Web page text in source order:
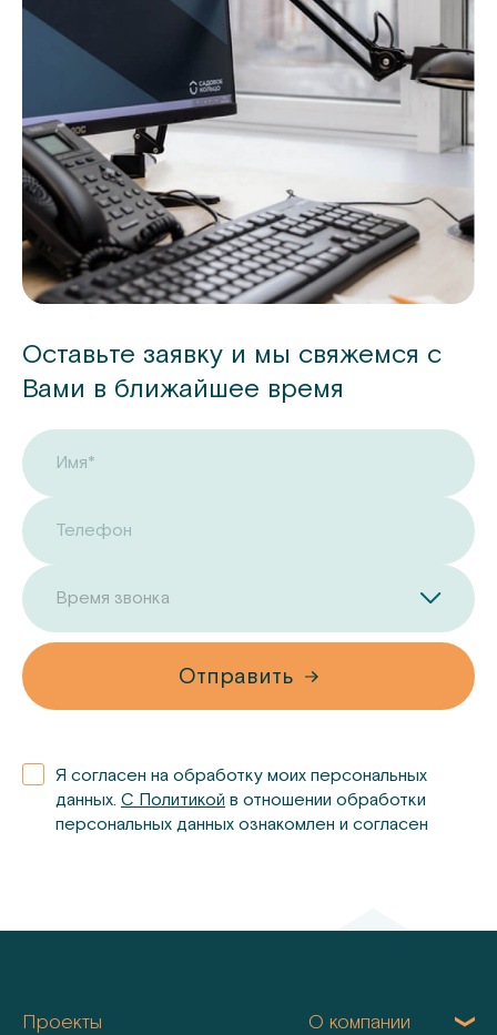
Оставьте заявку и мы свяжемся с
Вами в ближайшее время
Имя*
Телефон
Время звонка
Отправить
Я согласен на обработку моих персональных
данных. С Политикой в отношении обработки
персональных данных ознакомлен и согласен
Проекты
О компании